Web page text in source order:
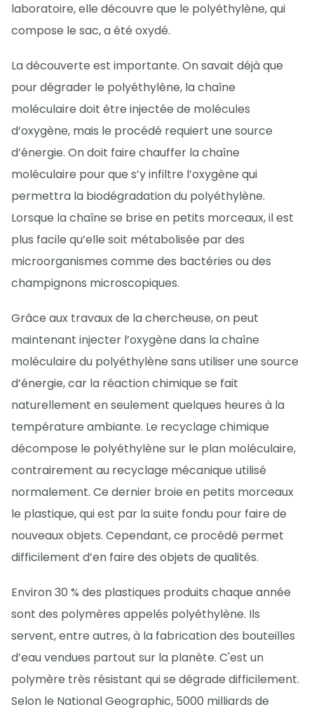
laboratoire, elle découvre que le polyéthylène, qui
compose le sac, a été oxydé.
La découverte est importante. On savait déjà que
pour dégrader le polyéthylène, la chaîne
moléculaire doit être injectée de molécules
d’oxygène, mais le procédé requiert une source
d’énergie. On doit faire chauffer la chaîne
moléculaire pour que s’y infiltre l’oxygène qui
permettra la biodégradation du polyéthylène.
Lorsque la chaîne se brise en petits morceaux, il est
plus facile qu’elle soit métabolisée par des
microorganismes comme des bactéries ou des
champignons microscopiques.
Grâce aux travaux de la chercheuse, on peut
maintenant injecter l’oxygène dans la chaîne
moléculaire du polyéthylène sans utiliser une source
d’énergie, car la réaction chimique se fait
naturellement en seulement quelques heures à la
température ambiante. Le recyclage chimique
décompose le polyéthylène sur le plan moléculaire,
contrairement au recyclage mécanique utilisé
normalement. Ce dernier broie en petits morceaux
le plastique, qui est par la suite fondu pour faire de
nouveaux objets. Cependant, ce procédé permet
difficilement d’en faire des objets de qualités.
Environ 30 % des plastiques produits chaque année
sont des polymères appelés polyéthylène. Ils
servent, entre autres, à la fabrication des bouteilles
d’eau vendues partout sur la planète. C'est un
polymère très résistant qui se dégrade difficilement.
Selon le National Geographic, 5000 milliards de